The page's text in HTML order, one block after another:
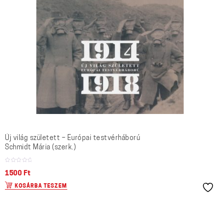
Új világ született – Európai testvérháború
Schmidt Mária (szerk.)
1500 Ft
KOSÁRBA TESZEM